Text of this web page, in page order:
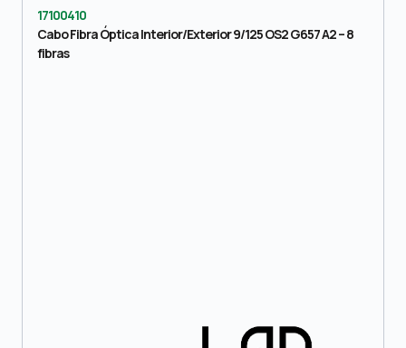
17100410
Cabo Fibra Óptica Interior/Exterior 9/125 OS2 G657 A2 – 8
fibras